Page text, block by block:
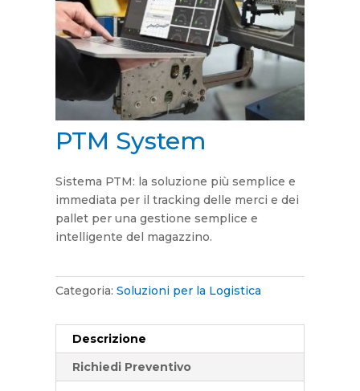
PTM System
Sistema PTM: la soluzione più semplice e
immediata per il tracking delle merci e dei
pallet per una gestione semplice e
intelligente del magazzino.
Categoria: Soluzioni per la Logistica
Descrizione
Richiedi Preventivo